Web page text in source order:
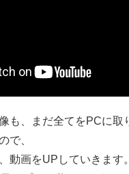
も、まだ全てをPCに取
で、
動画をUPしていきます。